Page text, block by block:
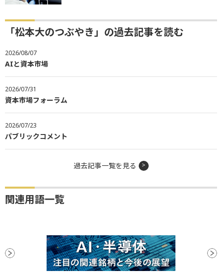
「松本大のつぶやき」の過去記事を読む
2026/08/07
AIと資本市場
2026/07/31
資本市場フォーラム
2026/07/23
パブリックコメント
過去記事一覧を見る
関連用語一覧